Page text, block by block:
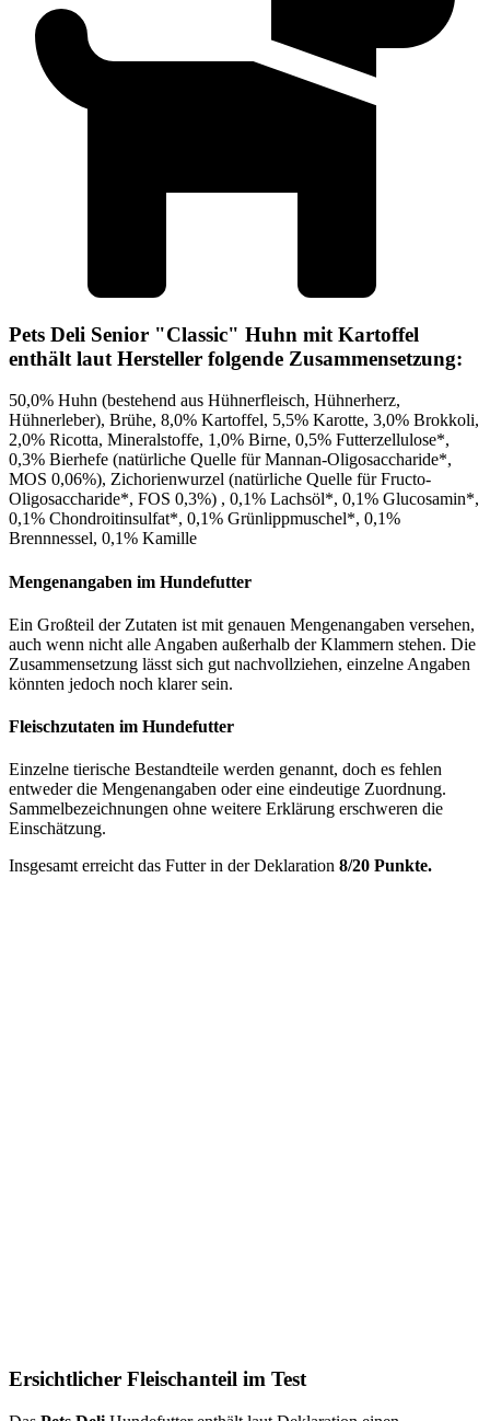
Pets Deli Senior "Classic" Huhn mit Kartoffel
enthält laut Hersteller folgende Zusammensetzung:
50,0% Huhn (bestehend aus Hühnerfleisch, Hühnerherz,
Hühnerleber), Brühe, 8,0% Kartoffel, 5,5% Karotte, 3,0% Brokkoli,
2,0% Ricotta, Mineralstoffe, 1,0% Birne, 0,5% Futterzellulose*,
0,3% Bierhefe (natürliche Quelle für Mannan-Oligosaccharide*,
MOS 0,06%), Zichorienwurzel (natürliche Quelle für Fructo-
Oligosaccharide*, FOS 0,3%) , 0,1% Lachsöl*, 0,1% Glucosamin*,
0,1% Chondroitinsulfat*, 0,1% Grünlippmuschel*, 0,1%
Brennnessel, 0,1% Kamille
Mengenangaben im Hundefutter
Ein Großteil der Zutaten ist mit genauen Mengenangaben versehen,
auch wenn nicht alle Angaben außerhalb der Klammern stehen. Die
Zusammensetzung lässt sich gut nachvollziehen, einzelne Angaben
könnten jedoch noch klarer sein.
Fleischzutaten im Hundefutter
Einzelne tierische Bestandteile werden genannt, doch es fehlen
entweder die Mengenangaben oder eine eindeutige Zuordnung.
Sammelbezeichnungen ohne weitere Erklärung erschweren die
Einschätzung.
Insgesamt erreicht das Futter in der Deklaration 8/20 Punkte.
Ersichtlicher Fleischanteil im Test